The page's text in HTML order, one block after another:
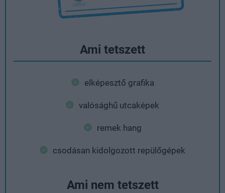
Ami tetszett
elképesztő grafika
valósághű utcaképek
remek hang
csodásan kidolgozott repülőgépek
Ami nem tetszett